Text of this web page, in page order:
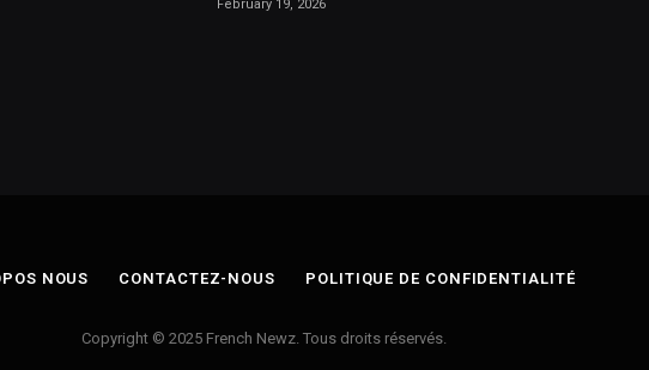
February 19, 2026
NOUS CONTACTEZ-NOUS POLITIQUE DE CONFIDENTIALITÉ
Copyright © 2025 French Newz. Tous droits réservés.